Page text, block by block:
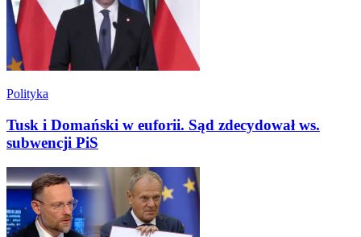
Polityka
Tusk i Domański w euforii. Sąd zdecydował ws.
subwencji PiS